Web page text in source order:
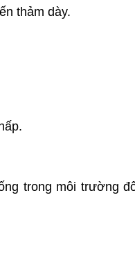
thảm dày.
trong môi trường